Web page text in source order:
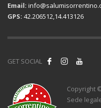
Email:
GPS: 42.206512,14.413126
GET SOCIAL
Copyright
Sede